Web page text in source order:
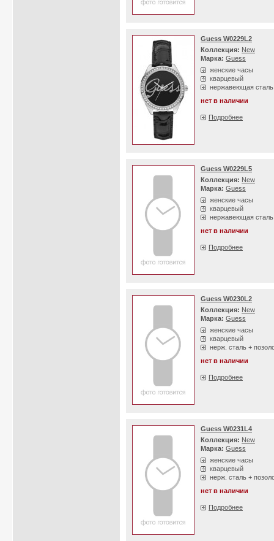
Guess W0229L2
Коллекция: New
Марка: Guess
женские часы
кварцевый
нержавеющая сталь
нет в наличии
Подробнее
Guess W0229L5
Коллекция: New
Марка: Guess
женские часы
кварцевый
нержавеющая сталь
нет в наличии
Подробнее
Guess W0230L2
Коллекция: New
Марка: Guess
женские часы
кварцевый
нерж. сталь +
нет в наличии
Подробнее
Guess W0231L4
Коллекция: New
Марка: Guess
женские часы
кварцевый
нерж. сталь +
нет в наличии
Подробнее